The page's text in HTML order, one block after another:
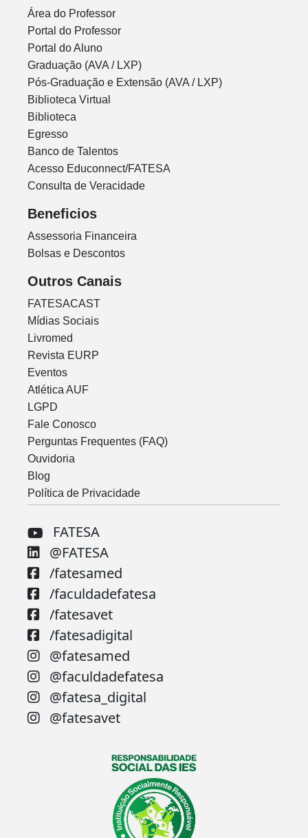
Área do Professor
Portal do Professor
Portal do Aluno
Graduação (AVA / LXP)
Pós-Graduação e Extensão (AVA / LXP)
Biblioteca Virtual
Biblioteca
Egresso
Banco de Talentos
Acesso Educonnect/FATESA
Consulta de Veracidade
Beneficios
Assessoria Financeira
Bolsas e Descontos
Outros Canais
FATESACAST
Mídias Sociais
Livromed
Revista EURP
Eventos
Atlética AUF
LGPD
Fale Conosco
Perguntas Frequentes (FAQ)
Ouvidoria
Blog
Política de Privacidade
FATESA
@FATESA
/fatesamed
/faculdadefatesa
/fatesavet
/fatesadigital
@fatesamed
@faculdadefatesa
@fatesa_digital
@fatesavet